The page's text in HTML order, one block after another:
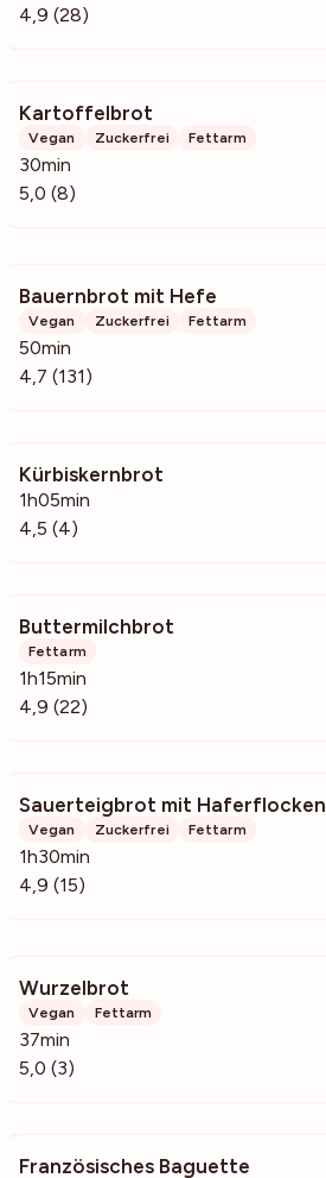
4,9 (28)
Kartoffelbrot
Vegan Zuckerfrei Fettarm
30min
5,0 (8)
Bauernbrot mit Hefe
Vegan Zuckerfrei Fettarm
50min
4,7 (131)
Kürbiskernbrot
1h05min
4,5 (4)
Buttermilchbrot
Fettarm
1h15min
4,9 (22)
Sauerteigbrot mit Haferflocken
Vegan Zuckerfrei Fettarm
1h30min
4,9 (15)
Wurzelbrot
Vegan Fettarm
37min
5,0 (3)
Französisches Baguette